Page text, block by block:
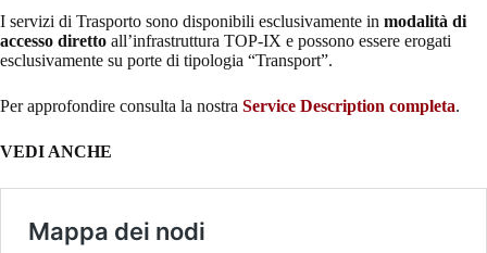
I servizi di Trasporto sono disponibili esclusivamente in modalità di
accesso diretto all’infrastruttura TOP-IX e possono essere erogati
esclusivamente su porte di tipologia “Transport”.
Per approfondire consulta la nostra Service Description completa.
VEDI ANCHE